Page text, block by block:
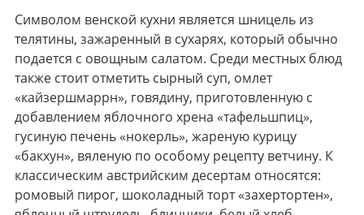
Символом венской кухни является шницель из
телятины, зажаренный в сухарях, который обычно
подается с овощным салатом. Среди местных блюд
также стоит отметить сырный суп, омлет
«кайзершмаррн», говядину, приготовленную с
добавлением яблочного хрена «тафельшпиц»,
гусиную печень «нокерль», жареную курицу
«бакхун», вяленую по особому рецепту ветчину. К
классическим австрийским десертам относятся:
ромовый пирог, шоколадный торт «захертортен»,